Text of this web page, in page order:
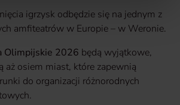
administratorami danych mogą
Szczegółowe informacje
prywatności.
igrzysk odbędzie się na jednym z
amfiteatrów w Europie – w Weronie.
Olimpijskie 2026 będą wyjątkowe,
aż osiem miast, które zapewnią
do organizacji różnorodnych